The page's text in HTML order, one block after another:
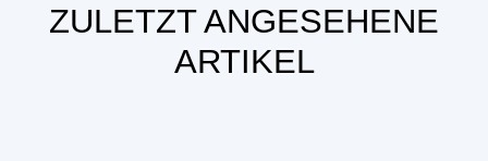
ZULETZT ANGESEHENE
ARTIKEL